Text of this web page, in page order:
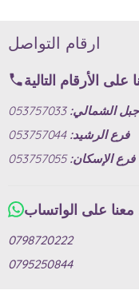
ارقام التواصل
الأرقام التالية
الشمالي: 053757033
فرع الرشيد: 053757044
فرع الإسكان:053757055
على الواتساب
0798720222
0795250844